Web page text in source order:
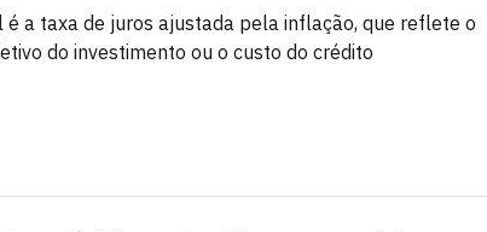
é a taxa de juros ajustada pela inflação, que reflete o
do investimento ou o custo do crédito